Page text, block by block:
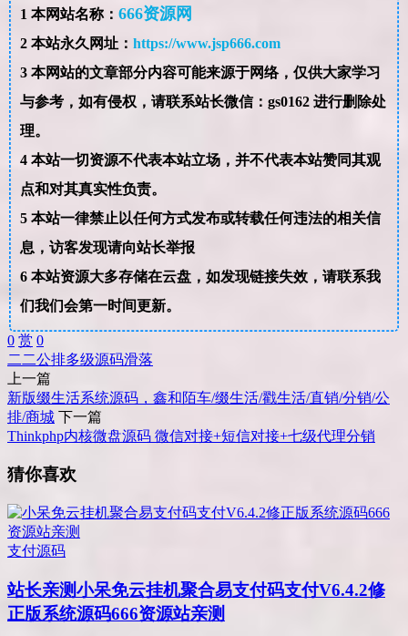
1 本网站名称： 666资源网
2本站永久网址： https://www.jsp666.com
3本网站的文章部分内容可能来源于网络，仅供大家学习
与参考，如有侵权，请联系站长微信：gs0162 进行删除处
理。
4本站一切资源不代表本站立场，并不代表本站赞同其观
点和对其真实性负责。
5本站一律禁止以任何方式发布或转载任何违法的相关信
息，访客发现请向站长举报
6本站资源大多存储在云盘，如发现链接失效，请联系我
们我们会第一时间更新。
0 赏 0
二二公排多级源码滑落
上一篇
新版缀生活系统源码，鑫和陌车/缀生活/戳生活/直销/分销/公
排/商城 下一篇
Thinkphp内核微盘源码 微信对接+短信对接+七级代理分销
猜你喜欢
支付源码
站长亲测小呆免云挂机聚合易支付码支付V6.4.2修
正版系统源码666资源站亲测